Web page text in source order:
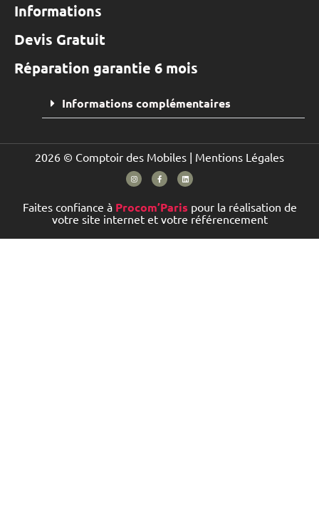
Informations
Devis Gratuit
Réparation garantie 6 mois
Informations complémentaires
2026 © Comptoir des Mobiles | Mentions Légales
Faites confiance à Procom’Paris pour la réalisation de
votre site internet et votre référencement